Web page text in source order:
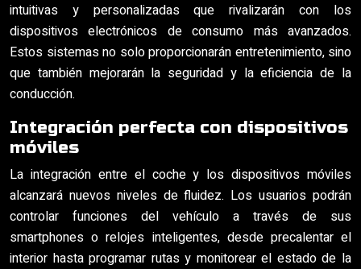
intuitivas y personalizadas que rivalizarán con los
dispositivos electrónicos de consumo más avanzados.
Estos sistemas no solo proporcionarán entretenimiento, sino
que también mejorarán la seguridad y la eficiencia de la
conducción.
Integración perfecta con dispositivos
móviles
La integración entre el coche y los dispositivos móviles
alcanzará nuevos niveles de fluidez. Los usuarios podrán
controlar funciones del vehículo a través de sus
smartphones o relojes inteligentes, desde precalentar el
interior hasta programar rutas y monitorear el estado de la